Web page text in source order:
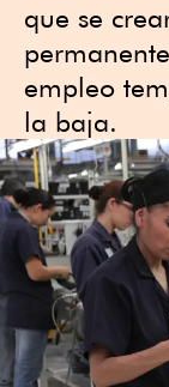
que se
empleo
la baja.